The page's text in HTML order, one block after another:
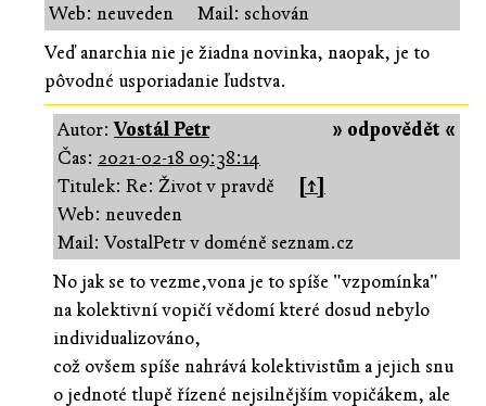
Web: neuveden
Mail: schován
Veď anarchia nie je žiadna novinka, naopak, je to
pôvodné usporiadanie ľudstva.
» odpovědět «
Autor:Vostál Petr
Čas: 2021-02-18 09:38:14
Titulek: Re: Život v pravdě
[↑]
Web: neuveden
Mail: VostalPetr v doméně seznam.cz
No jak se to vezme,vona je to spíše "vzpomínka"
na kolektivní vopičí vědomí které dosud nebylo
individualizováno,
což ovšem spíše nahrává kolektivistům a jejich snu
o jednoté tlupě řízené nejsilnějším vopičákem, ale